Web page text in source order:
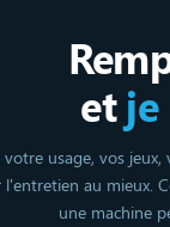
et
usage, vos
l'entretien au mieux.
une machine